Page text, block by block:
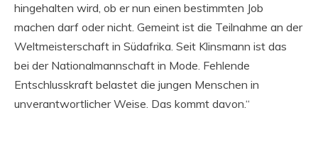
hingehalten wird, ob er nun einen bestimmten Job
machen darf oder nicht. Gemeint ist die Teilnahme an der
Weltmeisterschaft in Südafrika. Seit Klinsmann ist das
bei der Nationalmannschaft in Mode. Fehlende
Entschlusskraft belastet die jungen Menschen in
unverantwortlicher Weise. Das kommt davon.“